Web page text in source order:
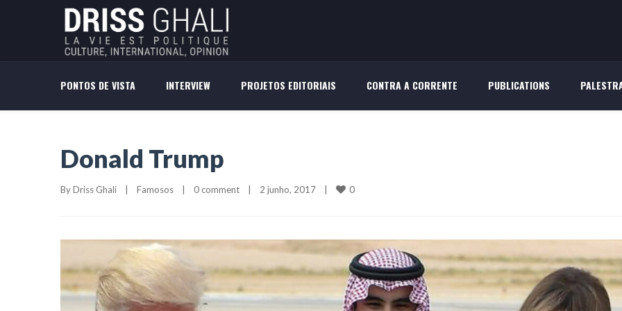
PONTOS DE VISTA INTERVIEW PROJETOS EDITORIAIS CONTRA A CORRENTE PUBLICATIONS
Donald Trump
By Driss Ghali Famosos 0 comment 2 junho, 2017 0